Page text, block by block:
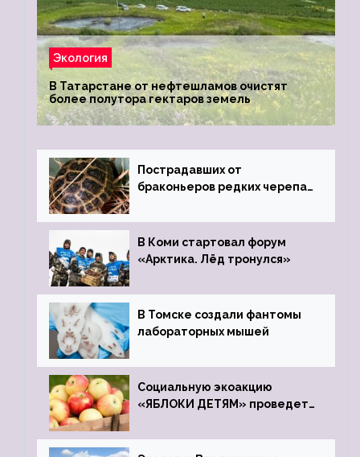
Экология
В Татарстане от нефтешламов очистят
более полутора гектаров земель
Пострадавших от
браконьеров редких черепах
зоопарк
В Коми стартовал форум
«Арктика. Лёд тронулся»
В Томске создали фантомы
лабораторных мышей
Социальную экоакцию
«ЯБЛОКИ ДЕТЯМ» проведет